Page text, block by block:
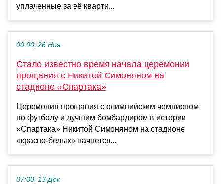
уплаченные за её кварти...
00:00, 26 Ноя
Стало известно время начала церемонии
прощания с Никитой Симоняном на
стадионе «Спартака»
Церемония прощания с олимпийским чемпионом
по футболу и лучшим бомбардиром в истории
«Спартака» Никитой Симоняном на стадионе
«красно‑белых» начнется...
07:00, 13 Дек